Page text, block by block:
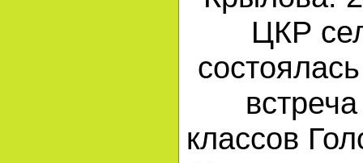
ЦКР
классов